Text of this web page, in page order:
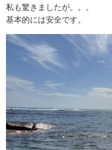
私も驚きましたが。。。
基本的には安全です。